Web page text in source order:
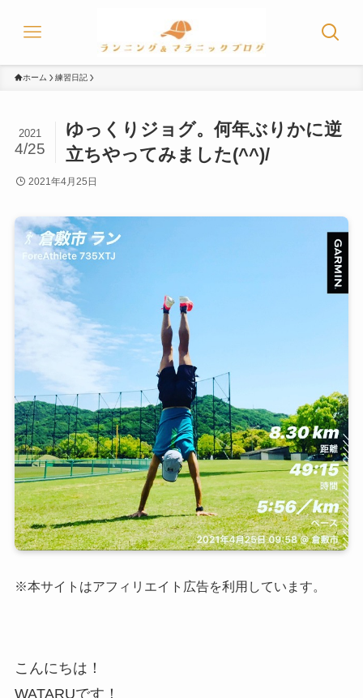
ホーム 練習日記
ゆっくりジョグ。何年ぶりかに逆
立ちやってみました(^^)/
2021
4/25
2021年4月25日
※本サイトはアフィリエイト広告を利用しています。
こんにちは！
WATARUです！